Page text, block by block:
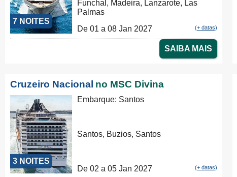
7 NOITES
Funchal, Madeira, Lanzarote, Las
Palmas
De 01 a 08 Jan 2027
(+ datas)
SAIBA MAIS
Cruzeiro Nacional no MSC Divina
3 NOITES
Embarque: Santos
Santos, Buzios, Santos
De 02 a 05 Jan 2027 (+ datas)